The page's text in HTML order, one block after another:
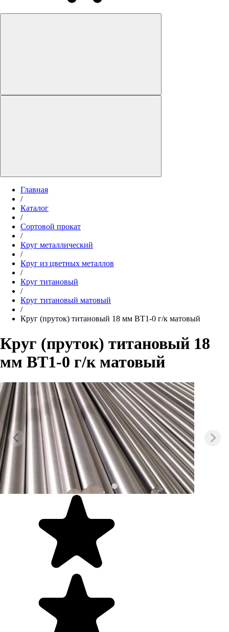
Главная
/
Каталог
/
Сортовой прокат
/
Круг металлический
/
Круг из цветных металлов
/
Круг титановый
/
Круг титановый матовый
/
Круг (пруток) титановый 18 мм ВТ1-0 г/к матовый
Круг (пруток) титановый 18
мм ВТ1-0 г/к матовый